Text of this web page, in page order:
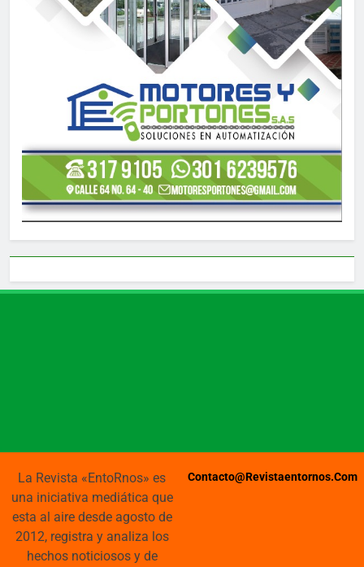
La Revista «EntoRnos» es
una iniciativa mediática que
esta al aire desde agosto de
2012, registra y analiza los
hechos noticiosos y de
Contacto@revistaentornos.com